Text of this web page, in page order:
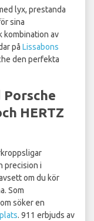
lyx, prestanda
sina
kombination av
på Lissabons
den perfekta
HERTZ
precision i
om du kör
Som
söker en
. 911 erbjuds av